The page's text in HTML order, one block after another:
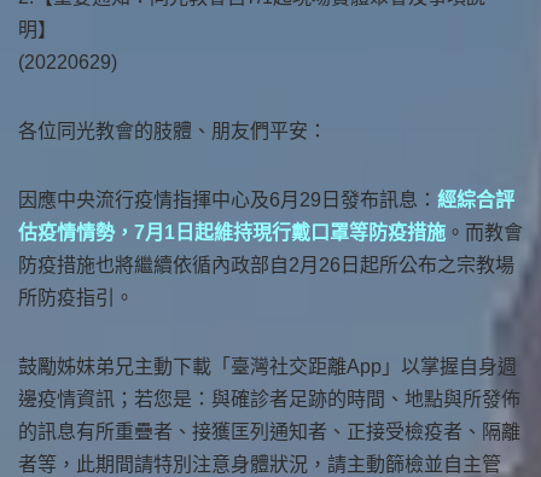
明】
(20220629)
各位同光教會的肢體、朋友們平安：
因應中央流行疫情指揮中心及6月29日發布訊息： 經綜合評
估疫情情勢，7月1日起維持現行戴口罩等防疫措施 。而教會
防疫措施也將繼續依循內政部自2月26日起所公布之宗教場
所防疫指引。
鼓勵姊妹弟兄主動下載「臺灣社交距離App」以掌握自身週
邊疫情資訊；若您是：與確診者足跡的時間、地點與所發佈
的訊息有所重疊者、接獲匡列通知者、正接受檢疫者、隔離
者等，此期間請特別注意身體狀況，請主動篩檢並自主管